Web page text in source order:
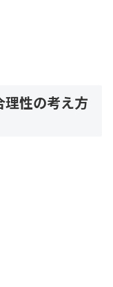
性の考え方